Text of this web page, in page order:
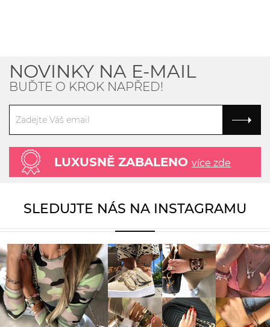
NOVINKY NA E-MAIL
BUĎTE O KROK NAPŘED!
LUXUSNĚ ZABALENO více zde
SLEDUJTE NÁS NA INSTAGRAMU